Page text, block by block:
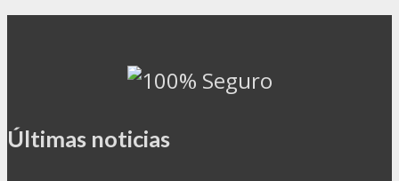
Últimas noticias